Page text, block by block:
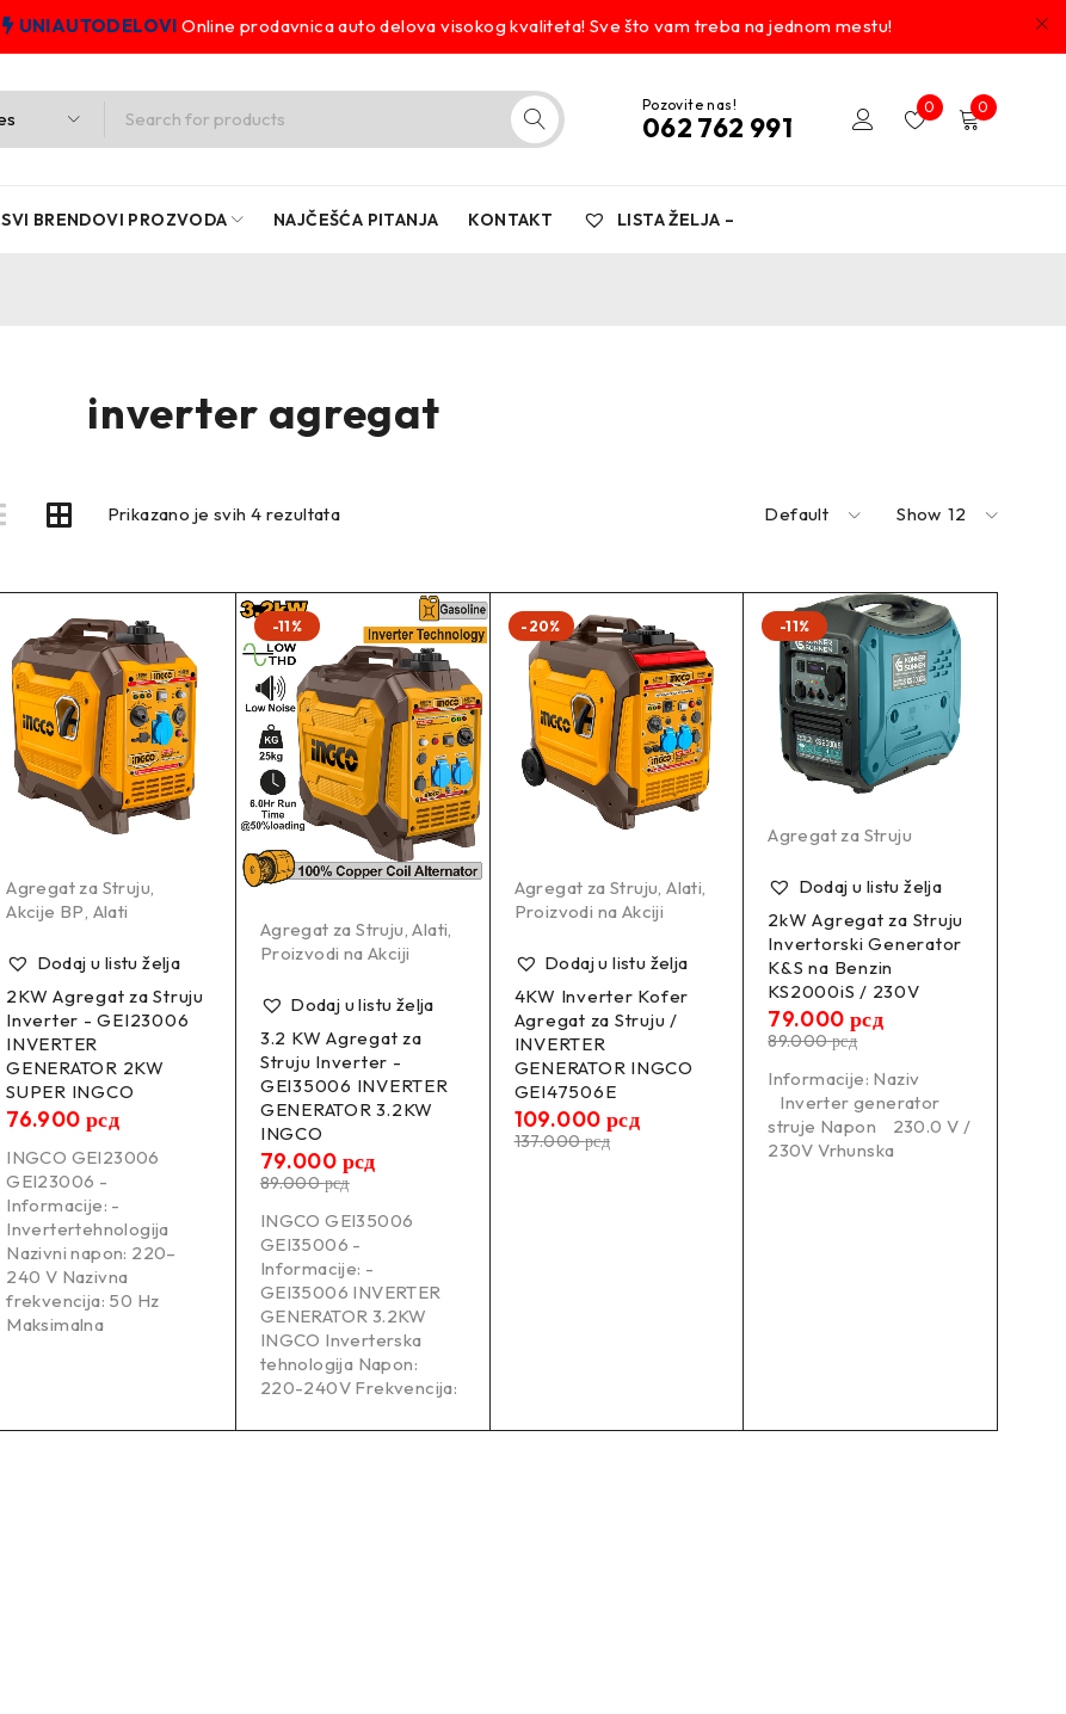
UNIAUTODELOVI Online prodavnica auto delova visokog kvaliteta! Sve što vam treba na jednom mestu!
Pozovite nas!
062 762 991
0 0
SVI BRENDOVI PROZVODA NAJČEŠĆA PITANJA KONTAKT LISTA ŽELJA –
inverter agregat
Prikazano je svih 4 rezultata Default Show 12
Agregat za Struju
Akcije BP Alati
Dodaj u listu želja
2KW Agregat za Struju
Inverter - GEI23006
INVERTER
GENERATOR 2KW
SUPER INGCO
76.900 рсд
INGCO GEI23006
GEI23006 -
Informacije: -
Invertertehnologija
Nazivni napon: 220–
240 V Nazivna
frekvencija: 50 Hz
Maksimalna
-11%
Agregat za Struju,Alati,
Proizvodi na Akciji
Dodaj u listu želja
3.2 KW Agregat za
Struju Inverter -
GEI35006 INVERTER
GENERATOR 3.2KW
INGCO
89.000рсд
79.000 рсд
INGCO GEI35006
GEI35006 -
Informacije: -
GEI35006 INVERTER
GENERATOR 3.2KW
INGCO Inverterska
tehnologija Napon:
220-240V Frekvencija:
-20%
Agregat za Struju ,Alati
Proizvodi na Akciji
Dodaj u listu želja
4KW Inverter Kofer
Agregat za Struju /
INVERTER
GENERATOR INGCO
GEI47506E
137.000рсд
109.000 рсд
-11%
Agregat za Struju
Dodaj u listu želja
2kW Agregat za Struju
Invertorski Generator
K&S na Benzin
KS2000iS / 230V
89.000рсд
79.000рсд
Informacije: Naziv
Inverter generator
struje Napon 230.0 V /
230V Vrhunska